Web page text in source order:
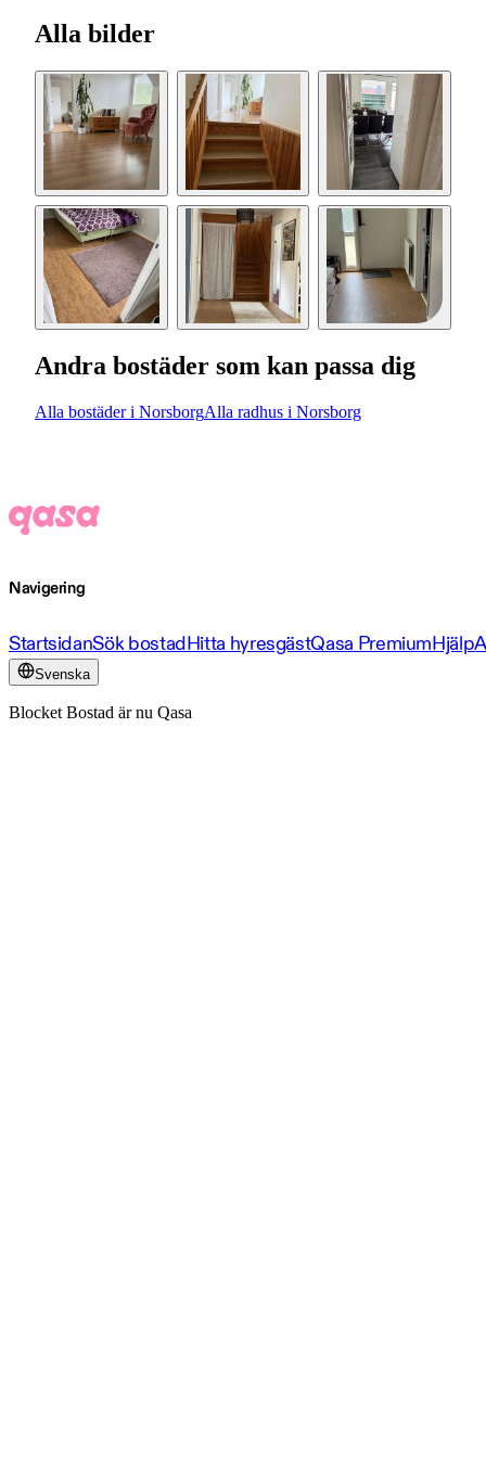
Alla bilder
Andra bostäder som kan passa dig
Alla bostäder i NorsborgAlla radhus i Norsborg
Navigering
StartsidanSök bostadHitta hyresgästQasa PremiumHjälp
Svenska
Blocket Bostad är nu Qasa